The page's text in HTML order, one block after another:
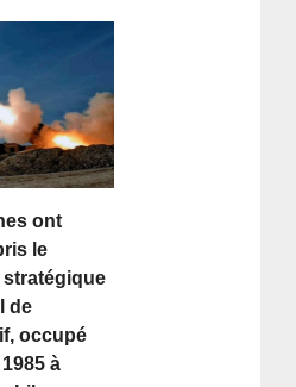
ont
le
de
occupé
à